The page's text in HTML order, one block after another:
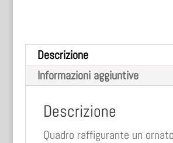
Descrizione
Informazioni aggiuntive
Descrizione
Quadro raffigurante un